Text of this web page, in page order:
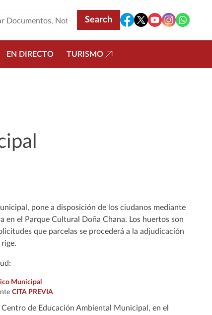
EN DIRECTO TURISMO
pone a disposición de los ciudanos mediante
el Parque Cultural Doña Chana. Los huertos son
que parcelas se procederá a la adjudicación
Municipal
CITA PREVIA
de Educación Ambiental Municipal, en el